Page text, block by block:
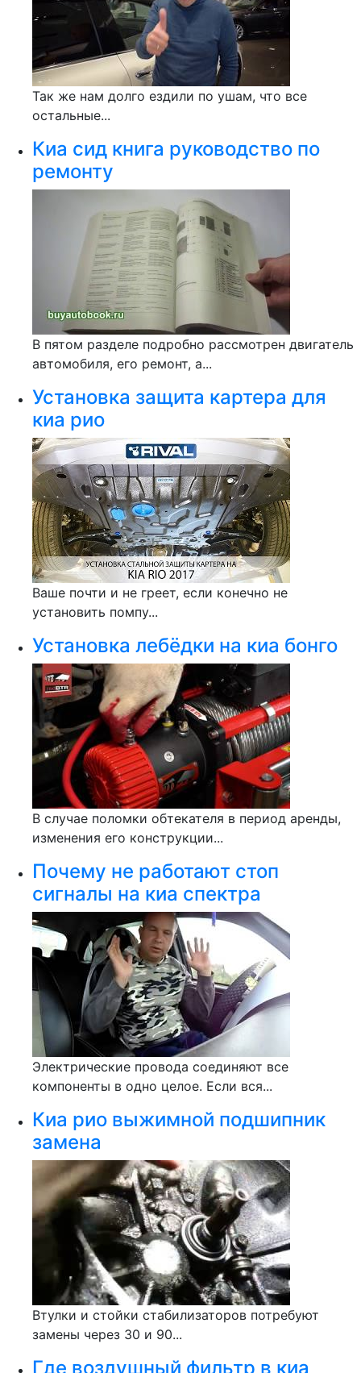
Так же нам долго ездили по ушам, что все
остальные...
Киа сид книга руководство по
ремонту
В пятом разделе подробно рассмотрен двигатель
автомобиля, его ремонт, а...
Установка защита картера для
киа рио
Ваше почти и не греет, если конечно не
установить помпу...
Установка лебёдки на киа бонго
В случае поломки обтекателя в период аренды,
изменения его конструкции...
Почему не работают стоп
сигналы на киа спектра
Электрические провода соединяют все
компоненты в одно целое. Если вся...
Киа рио выжимной подшипник
замена
Втулки и стойки стабилизаторов потребуют
замены через 30 и 90...
Где воздушный фильтр в киа